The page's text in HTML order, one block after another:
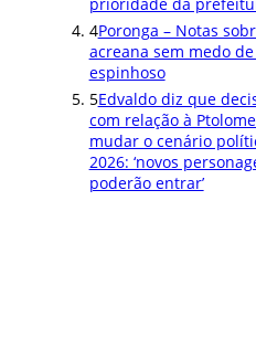
prioridade da
4Poronga – Notas
acreana sem medo
espinhoso
5Edvaldo diz que
com relação à
mudar o cenário
2026: ‘novos
poderão entrar’